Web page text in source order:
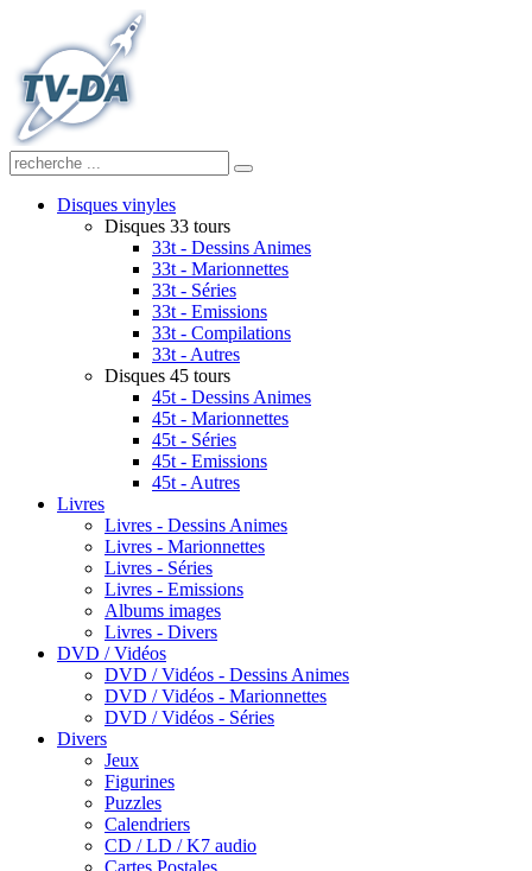
Disques vinyles
Disques 33 tours
33t - Dessins Animes
33t - Marionnettes
33t - Séries
33t - Emissions
33t - Compilations
33t - Autres
Disques 45 tours
45t - Dessins Animes
45t - Marionnettes
45t - Séries
45t - Emissions
45t - Autres
Livres
Livres - Dessins Animes
Livres - Marionnettes
Livres - Séries
Livres - Emissions
Albums images
Livres - Divers
DVD / Vidéos
DVD / Vidéos - Dessins Animes
DVD / Vidéos - Marionnettes
DVD / Vidéos - Séries
Divers
Jeux
Figurines
Puzzles
Calendriers
CD / LD / K7 audio
Cartes Postales